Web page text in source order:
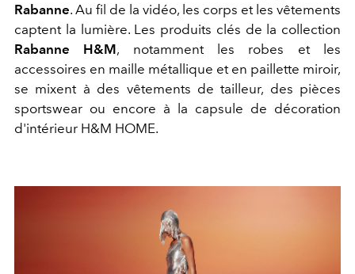
Rabanne. Au fil de la vidéo, les corps et les vêtements
captent la lumière. Les produits clés de la collection
Rabanne H&M, notamment les robes et les
accessoires en maille métallique et en paillette miroir,
se mixent à des vêtements de tailleur, des pièces
sportswear ou encore à la capsule de décoration
d'intérieur H&M HOME.